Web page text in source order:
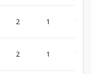
2 1 125
2 1 125